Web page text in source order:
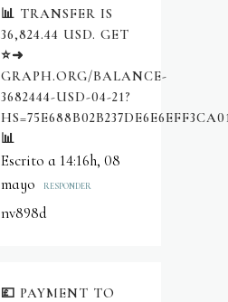
📊 TRANSFER IS
36,824.44 USD. GET
⭐➜
GRAPH.ORG/BALANCE-
3682444-USD-04-21?
📊
Escrito a 14:16h, 08
mayo
RESPONDER
nv898d
💷 PAYMENT TO